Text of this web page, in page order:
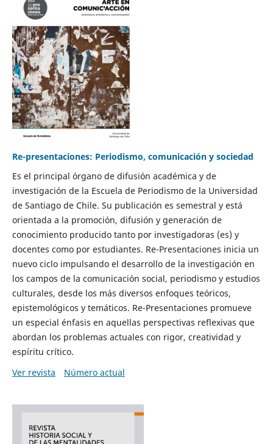
Re-presentaciones: Periodismo, comunicación y sociedad
Es el principal órgano de difusión académica y de
investigación de la Escuela de Periodismo de la Universidad
de Santiago de Chile. Su publicación es semestral y está
orientada a la promoción, difusión y generación de
conocimiento producido tanto por investigadoras (es) y
docentes como por estudiantes. Re-Presentaciones inicia un
nuevo ciclo impulsando el desarrollo de la investigación en
los campos de la comunicación social, periodismo y estudios
culturales, desde los más diversos enfoques teóricos,
epistemológicos y temáticos. Re-Presentaciones promueve
un especial énfasis en aquellas perspectivas reflexivas que
abordan los problemas actuales con rigor, creatividad y
espíritu crítico.
Ver revista
Número actual